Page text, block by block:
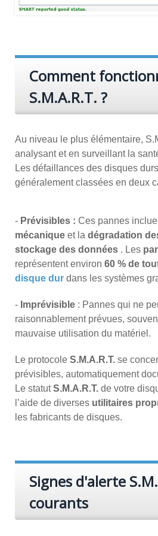
Comment
S.M.A.R.T. ?
Au niveau le plus élémentaire,
analysant et en surveillant la
Les défaillances des disques
généralement classées en deux
- Prévisibles : Ces pannes
mécanique et la dégradation
stockage des données . Les
représentent environ 60 % de
disque dur dans les systèmes
- Imprévisible : Pannes qui ne
raisonnablement prévues,
mauvaise utilisation du matériel.
Le protocole S.M.A.R.T. se
prévisibles, automatiquement
Le statutS.M.A.R.T. de votre
l’aide de diverses utilitaires
les fabricants de disques.
Signes d'alerte
courants